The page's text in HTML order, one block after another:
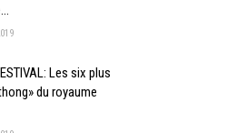
Les six plus
du royaume